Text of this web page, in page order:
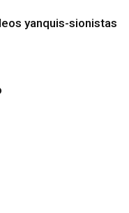
yanquis-sionistas